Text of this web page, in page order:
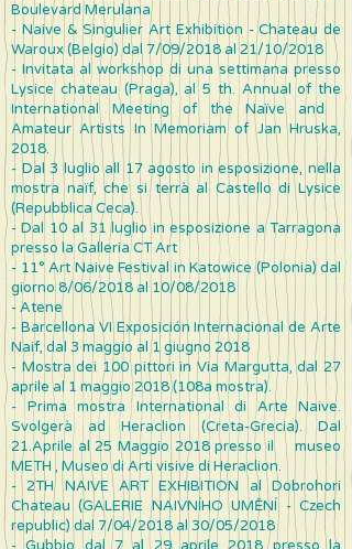
Boulevard Merulana
- Naive & Singulier Art Exhibition - Chateau de
Waroux (Belgio) dal 7/09/2018 al 21/10/2018
- Invitata al workshop di una settimana presso
Lysice chateau (Praga), al 5 th. Annual of the
International Meeting of the Naïve and
Amateur Artists In Memoriam of Jan Hruska,
2018.
- Dal 3 luglio all 17 agosto in esposizione, nella
mostra naïf, che si terrà al Castello di Lysice
(Repubblica Ceca).
- Dal 10 al 31 luglio in esposizione a Tarragona
presso la Galleria CT Art
- 11° Art Naive Festival in Katowice (Polonia) dal
giorno 8/06/2018 al 10/08/2018
- Atene
- Barcellona VI Exposición Internacional de Arte
Naif, dal 3 maggio al 1 giugno 2018
- Mostra dei 100 pittori in Via Margutta, dal 27
aprile al 1 maggio 2018 (108a mostra).
- Prima mostra International di Arte Naive.
Svolgerà ad Heraclion (Creta-Grecia). Dal
21.Aprile al 25 Maggio 2018 presso il museo
METH , Museo di Arti visive di Heraclion.
- 2TH NAIVE ART EXHIBITION al Dobrohori
Chateau (GALERIE NAIVNÍHO UMĚNÍ - Czech
republic) dal 7/04/2018 al 30/05/2018